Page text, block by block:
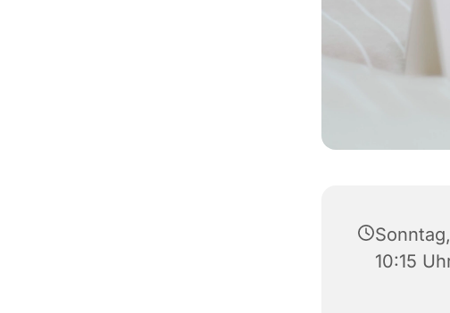
10:15